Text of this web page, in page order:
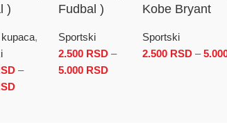
RSD do 5.000 RSD
)
,
–
Raspon cena: od 2.500 RSD do 5.000 RSD
Fudbal )
Sportski
2.500 RSD –
5.000 RSDRaspon cena: od 2.500
Kobe Bryant
Sportski
2.500 RSD –